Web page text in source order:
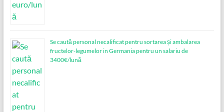
Se caută personal necalificat pentru sortarea și ambalarea
fructelor-legumelor in Germania pentru un salariu de
3400€/lună